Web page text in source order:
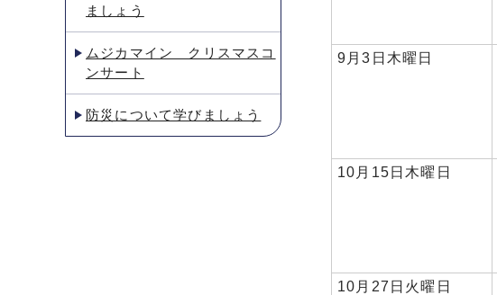
9月3日木曜日
10月15日木曜日
10月27日火曜日
ましょう
ムジカマイン クリスマスコ
ンサート
防災について学びましょう